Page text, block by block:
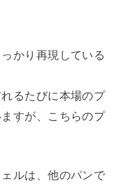
かり再現している
るたびに本場のプ
すが、こちらのプ
ルは、他のパンで